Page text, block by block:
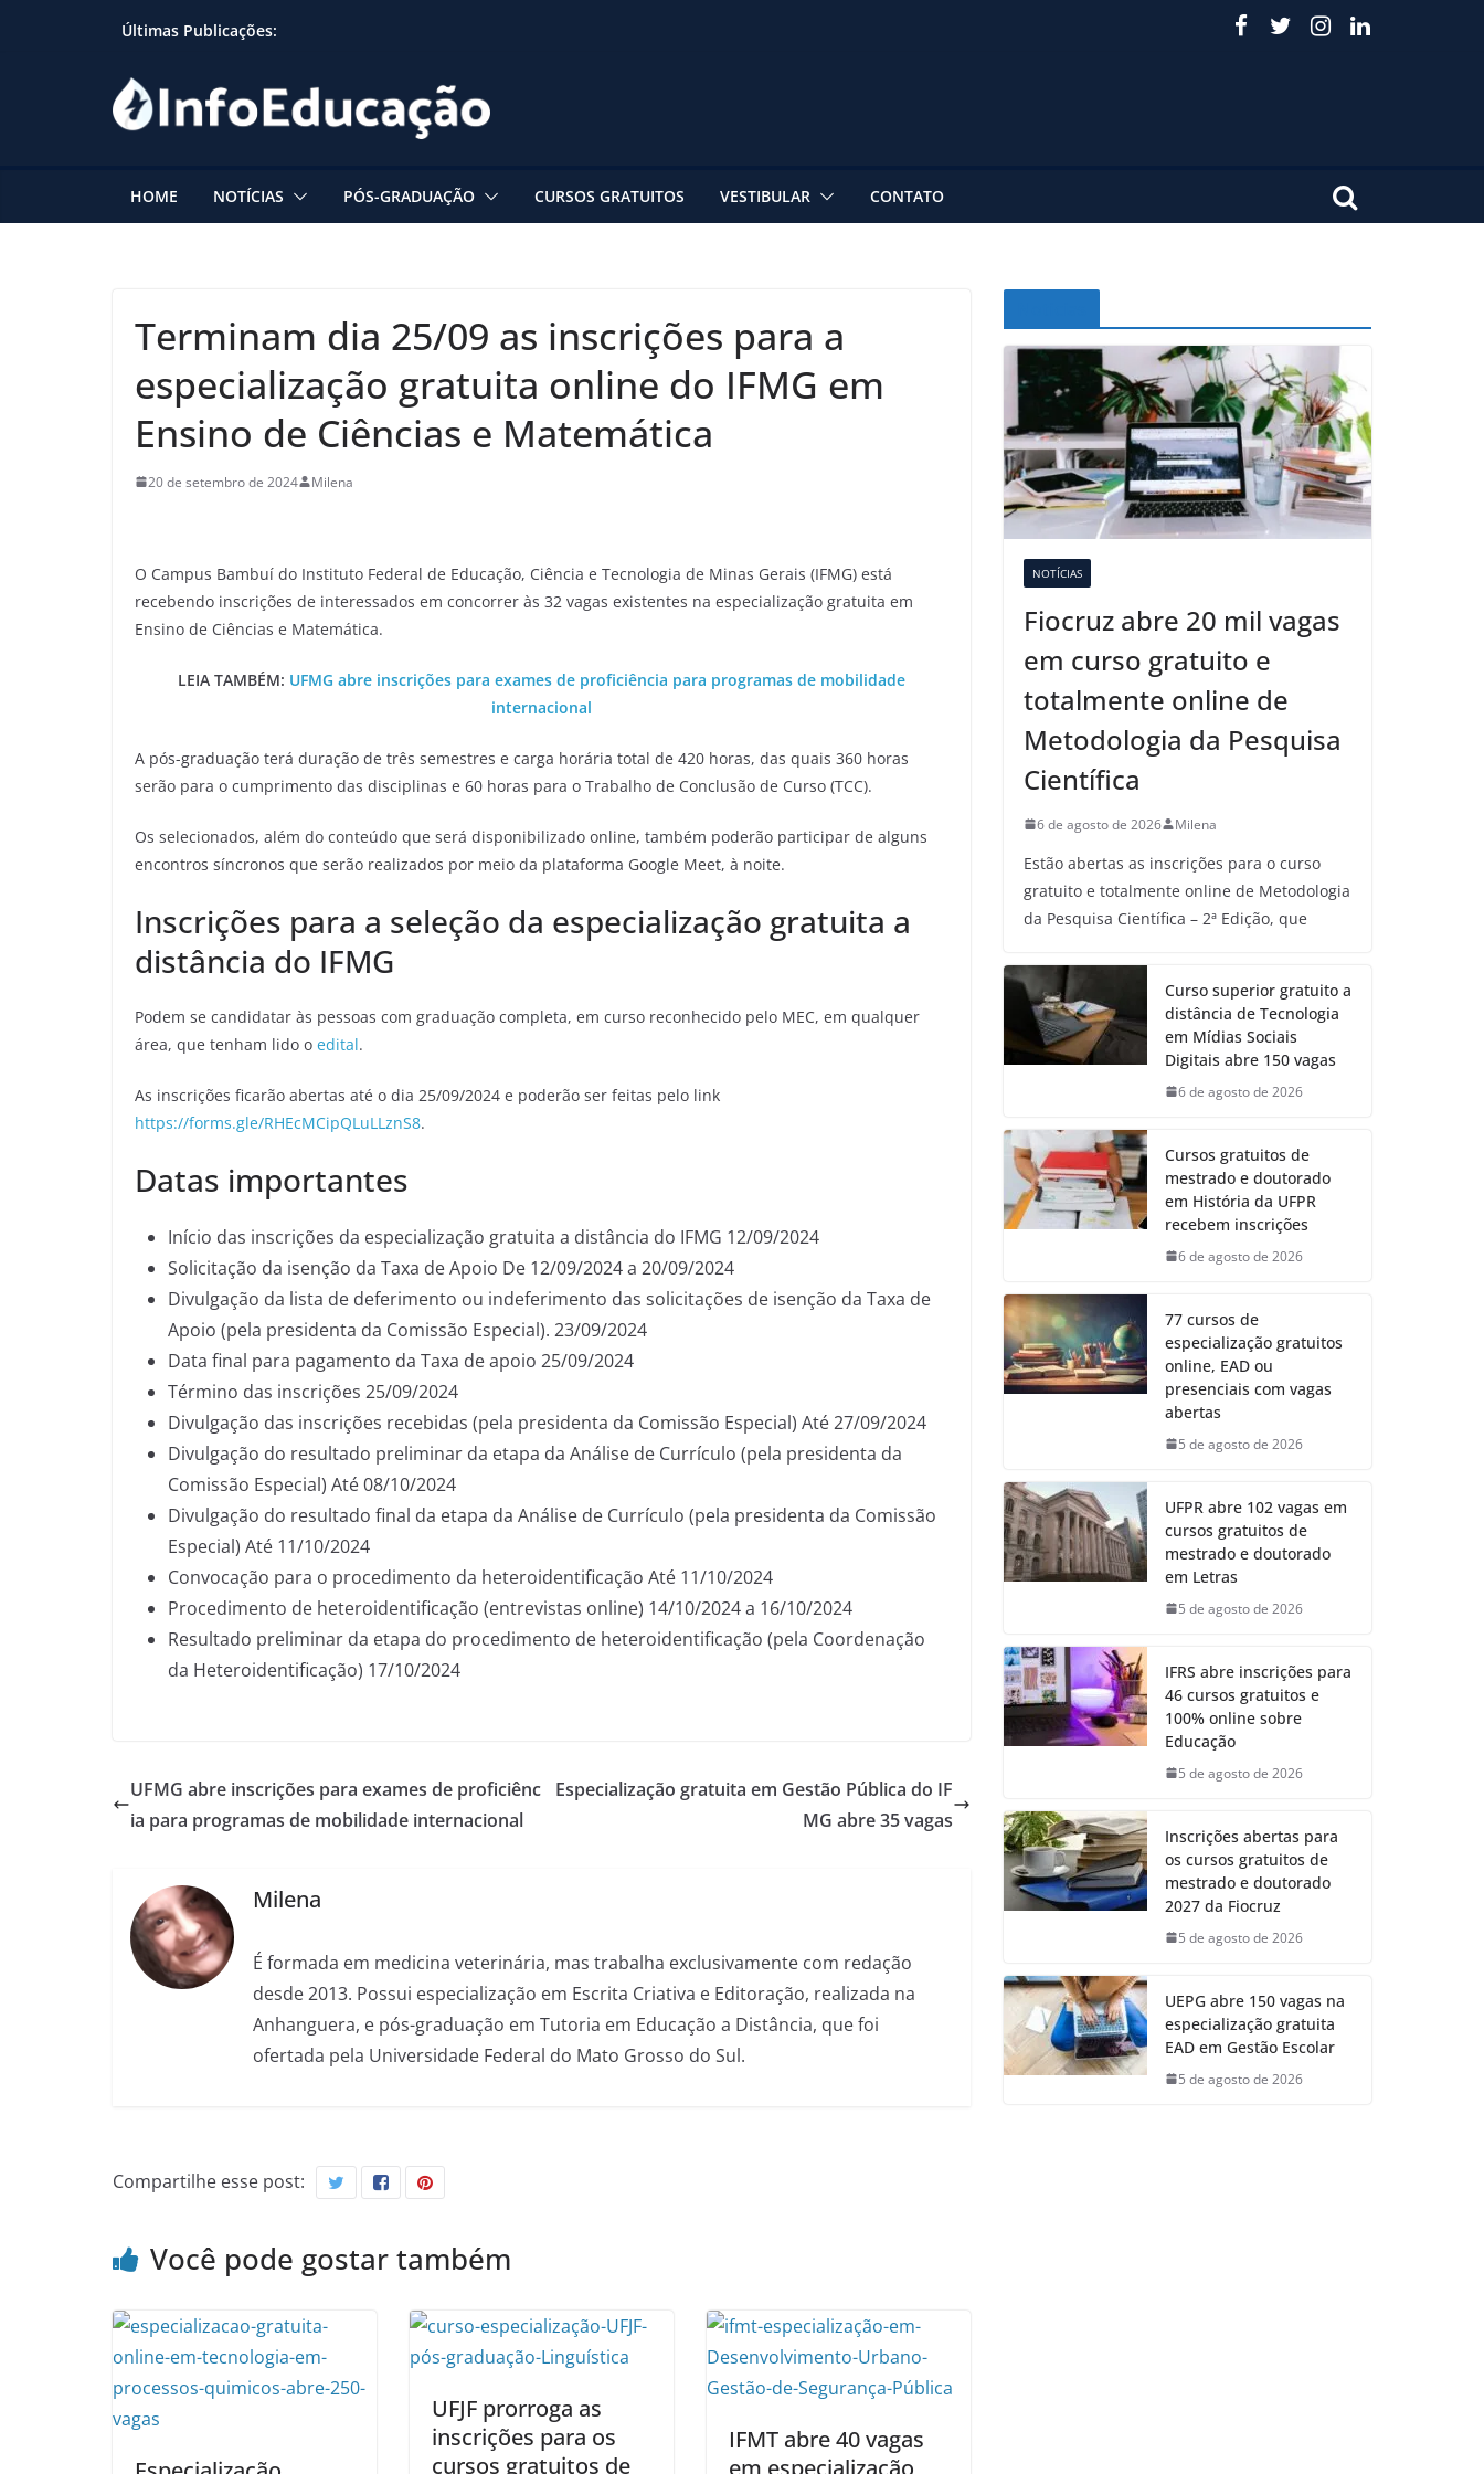
Últimas Publicações:
HOME NOTÍCIAS PÓS-GRADUAÇÃO CURSOS GRATUITOS VESTIBULAR CONTATO
Terminam dia 25/09 as inscrições para a
especialização gratuita online do IFMG em
Ensino de Ciências e Matemática
20 de setembro de 2024 Milena
O Campus Bambuí do Instituto Federal de Educação, Ciência e Tecnologia de Minas Gerais (IFMG) está
recebendo inscrições de interessados em concorrer às 32 vagas existentes na especialização gratuita em
Ensino de Ciências e Matemática.
LEIA TAMBÉM: UFMG abre inscrições para exames de proficiência para programas de mobilidade
internacional
A pós-graduação terá duração de três semestres e carga horária total de 420 horas, das quais 360 horas
serão para o cumprimento das disciplinas e 60 horas para o Trabalho de Conclusão de Curso (TCC).
Os selecionados, além do conteúdo que será disponibilizado online, também poderão participar de alguns
encontros síncronos que serão realizados por meio da plataforma Google Meet, à noite.
Inscrições para a seleção da especialização gratuita a
distância do IFMG
Podem se candidatar às pessoas com graduação completa, em curso reconhecido pelo MEC, em qualquer
área, que tenham lido o edital.
As inscrições ficarão abertas até o dia 25/09/2024 e poderão ser feitas pelo link
https://forms.gle/RHEcMCipQLuLLznS8.
Datas importantes
Início das inscrições da especialização gratuita a distância do IFMG 12/09/2024
Solicitação da isenção da Taxa de Apoio De 12/09/2024 a 20/09/2024
Divulgação da lista de deferimento ou indeferimento das solicitações de isenção da Taxa de
Apoio (pela presidenta da Comissão Especial). 23/09/2024
Data final para pagamento da Taxa de apoio 25/09/2024
Término das inscrições 25/09/2024
Divulgação das inscrições recebidas (pela presidenta da Comissão Especial) Até 27/09/2024
Divulgação do resultado preliminar da etapa da Análise de Currículo (pela presidenta da
Comissão Especial) Até 08/10/2024
Divulgação do resultado final da etapa da Análise de Currículo (pela presidenta da Comissão
Especial) Até 11/10/2024
Convocação para o procedimento da heteroidentificação Até 11/10/2024
Procedimento de heteroidentificação (entrevistas online) 14/10/2024 a 16/10/2024
Resultado preliminar da etapa do procedimento de heteroidentificação (pela Coordenação
da Heteroidentificação) 17/10/2024
UFMG abre inscrições para exames de proficiênc
ia para programas de mobilidade internacional
Especialização gratuita em Gestão Pública do IF
MG abre 35 vagas
Milena
É formada em medicina veterinária, mas trabalha exclusivamente com redação
desde 2013. Possui especialização em Escrita Criativa e Editoração, realizada na
Anhanguera, e pós-graduação em Tutoria em Educação a Distância, que foi
ofertada pela Universidade Federal do Mato Grosso do Sul.
Compartilhe esse post:
Você pode gostar também
UFJF prorroga as
inscrições para os
cursos gratuitos de
IFMT abre 40 vagas
em especialização
NOTÍCIAS
Fiocruz abre 20 mil vagas
em curso gratuito e
totalmente online de
Metodologia da Pesquisa
Científica
6 de agosto de 2026 Milena
Estão abertas as inscrições para o curso
gratuito e totalmente online de Metodologia
da Pesquisa Científica – 2ª Edição, que
Curso superior gratuito a
distância de Tecnologia
em Mídias Sociais
Digitais abre 150 vagas
6 de agosto de 2026
Cursos gratuitos de
mestrado e doutorado
em História da UFPR
recebem inscrições
6 de agosto de 2026
77 cursos de
especialização gratuitos
online, EAD ou
presenciais com vagas
abertas
5 de agosto de 2026
UFPR abre 102 vagas em
cursos gratuitos de
mestrado e doutorado
em Letras
5 de agosto de 2026
IFRS abre inscrições para
46 cursos gratuitos e
100% online sobre
Educação
5 de agosto de 2026
Inscrições abertas para
os cursos gratuitos de
mestrado e doutorado
2027 da Fiocruz
5 de agosto de 2026
UEPG abre 150 vagas na
especialização gratuita
EAD em Gestão Escolar
5 de agosto de 2026